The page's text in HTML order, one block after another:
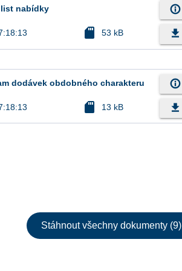
list nabídky
sd_card 53 kB
info_outline
file_download
dodávek obdobného charakteru
sd_card 13 kB
info_outline
file_download
Stáhnout všechny dokumenty (9)